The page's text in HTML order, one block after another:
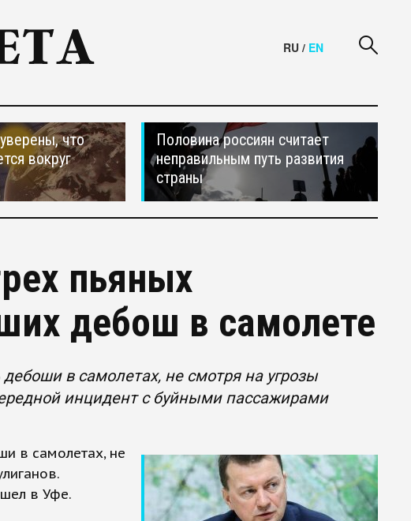
RU / EN
что
вокруг
Половина россиян считает
неправильным путь развития
страны
пьяных
дебош в самолете
в самолетах, не смотря на угрозы
инцидент с буйными пассажирами
в самолетах, не
в Уфе.